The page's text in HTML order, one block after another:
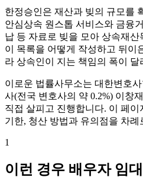
한정승인은 재산과 빚의 규모를
안심상속 원스톱 서비스와 금융
납 등 자료로 빚을 모아 상속재
이 목록을 어떻게 작성하고 뒤이
라 상속인이 지는 책임의 폭이 달
이로운 법률사무소는 대한변호
사(전국 변호사의 약 0.2%) 이창
직접 살피고 진행합니다. 이 페
기한, 청산 방법과 유의점을 차례
1
이런 경우 배우자 임